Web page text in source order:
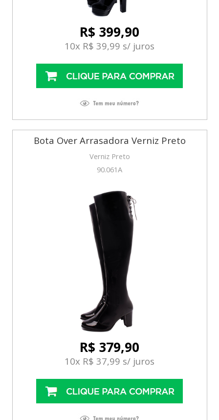
R$ 399,90
10x R$ 39,99 s/ juros
Bota Over Arrasadora Verniz Preto
Verniz Preto
90.061A
R$ 379,90
10x R$ 37,99 s/ juros